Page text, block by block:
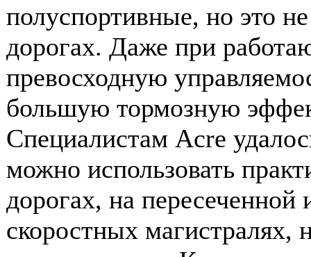
полуспортивные, но это
дорогах. Даже при
превосходную
большую тормозную
Специалистам Acre
можно использовать
дорогах, на пересеченной
скоростных магистралях,